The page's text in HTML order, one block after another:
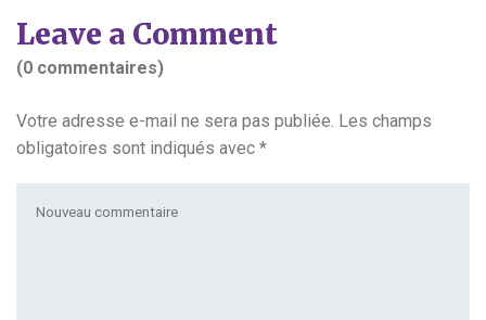
Leave a Comment
(0 commentaires)
Votre adresse e-mail ne sera pas publiée. Les champs
obligatoires sont indiqués avec *